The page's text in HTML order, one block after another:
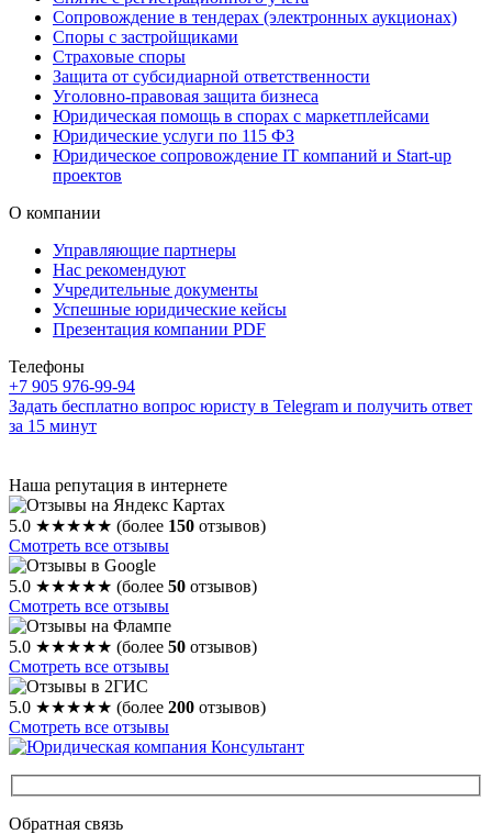
Сопровождение в тендерах (электронных аукционах)
Споры с застройщиками
Страховые споры
Защита от субсидиарной ответственности
Уголовно-правовая защита бизнеса
Юридическая помощь в спорах с маркетплейсами
Юридические услуги по 115 ФЗ
Юридическое сопровождение IT компаний и Start-up
проектов
О компании
Управляющие партнеры
Нас рекомендуют
Учредительные документы
Успешные юридические кейсы
Презентация компании PDF
Телефоны
+7 905 976-99-94
Задать бесплатно вопрос юристу в Telegram и получить ответ
за 15 минут
Наша репутация в интернете
5.0 ★★★★★ (более 150 отзывов)
Смотреть все отзывы
5.0 ★★★★★ (более 50 отзывов)
Смотреть все отзывы
5.0 ★★★★★ (более 50 отзывов)
Смотреть все отзывы
5.0 ★★★★★ (более 200 отзывов)
Смотреть все отзывы
Обратная связь